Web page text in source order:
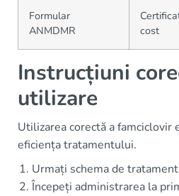
Formular
ANMDMR
cost
Instrucțiuni
utilizare
Utilizarea corectă a famciclovir
eficiența tratamentului.
Urmați schema de
Începeți administrarea la